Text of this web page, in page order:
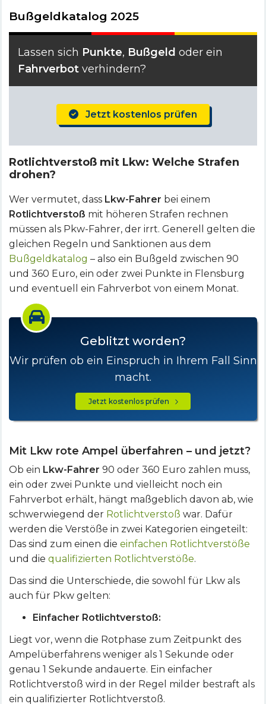
Bußgeldkatalog 2025
Lassen sich Punkte, Bußgeld oder ein
Fahrverbot verhindern?
Jetzt kostenlos prüfen
Rotlichtverstoß mit Lkw: Welche Strafen
drohen?
Wer vermutet, dass Lkw-Fahrer bei einem
Rotlichtverstoß mit höheren Strafen rechnen
müssen als Pkw-Fahrer, der irrt. Generell gelten die
gleichen Regeln und Sanktionen aus dem
Bußgeldkatalog – also ein Bußgeld zwischen 90
und 360 Euro, ein oder zwei Punkte in Flensburg
und eventuell ein Fahrverbot von einem Monat.
Geblitzt worden?
Wir prüfen ob ein Einspruch in Ihrem Fall Sinn
macht.
Jetzt kostenlos prüfen
Mit Lkw rote Ampel überfahren – und jetzt?
Ob ein Lkw-Fahrer 90 oder 360 Euro zahlen muss,
ein oder zwei Punkte und vielleicht noch ein
Fahrverbot erhält, hängt maßgeblich davon ab, wie
schwerwiegend der Rotlichtverstoß war. Dafür
werden die Verstöße in zwei Kategorien eingeteilt:
Das sind zum einen die einfachen Rotlichtverstöße
und die qualifizierten Rotlichtverstöße.
Das sind die Unterschiede, die sowohl für Lkw als
auch für Pkw gelten:
Einfacher Rotlichtverstoß:
Liegt vor, wenn die Rotphase zum Zeitpunkt des
Ampelüberfahrens weniger als 1 Sekunde oder
genau 1 Sekunde andauerte. Ein einfacher
Rotlichtverstoß wird in der Regel milder bestraft als
ein qualifizierter Rotlichtverstoß.